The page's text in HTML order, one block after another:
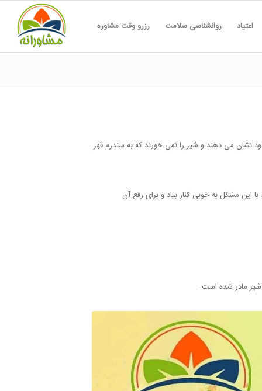
اعتیاد روانشناسی سلامت رزرو وقت مشاوره
نشان می دهند و شیر را نمی خورند که به سندرم قهر
این مشکل به خوبی کنار بیاد و برای رفع آن
شیر مادر شده است.